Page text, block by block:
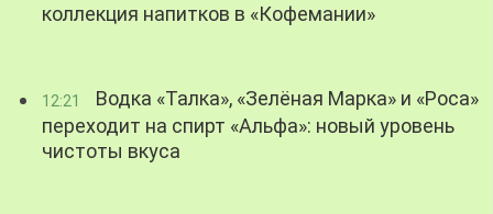
коллекция напитков в «Кофемании»
12:21
Водка «Талка», «Зелёная Марка» и «Роса»
переходит на спирт «Альфа»: новый уровень
чистоты вкуса